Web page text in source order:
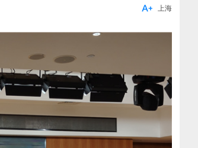
上海
